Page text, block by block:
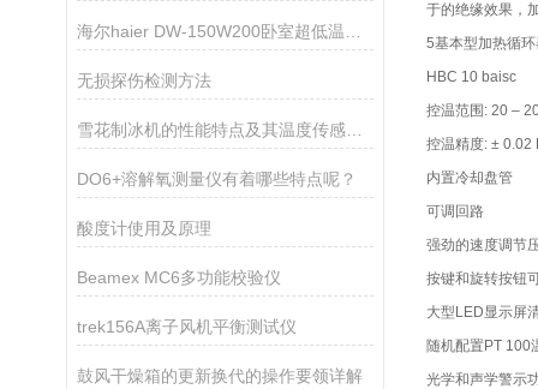
无损探伤检测方法
雪花制冰机的性能特点及其温度传感器的作用
DO6+溶解氧测量仪有着哪些特点呢？
酸度计使用及原理
Beamex MC6多功能校验仪
trek156A离子风机平衡测试仪
鼓风干燥箱的更新换代的操作要领详解
于的绝缘效果，
5基本型加热循
HBC 10 baisc
控温范围: 20 –
控温精度: ± 0.02
内置冷却盘管
可调回路
强劲的速度调节
按键和旋转按钮
大型LED显示屏
随机配置PT 100
光学和声学警示